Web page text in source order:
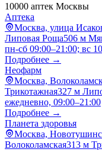
10000 аптек Москвы
Аптека
Москва, улица
Липовая Роща506 м
пн-сб 09:00–21:00; вс
Подробнее →
Неофарм
Москва,
Трикотажная327 м
ежедневно, 09:00–21:00
Подробнее →
Планета здоровья
Москва,
Волоколамская313 м